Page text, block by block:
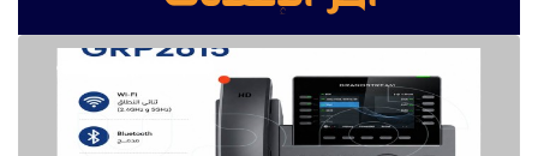
سويتش ريجي لشبكة أكثر مرونة هنا